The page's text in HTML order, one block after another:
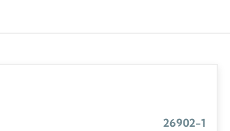
26902-1